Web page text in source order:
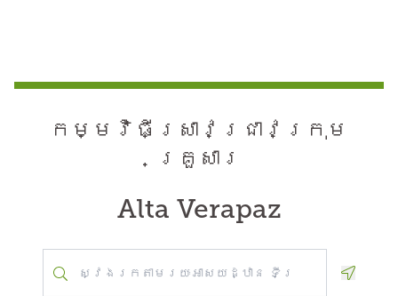
កម្មវិធី​ស្រាវជ្រាវ​ក្រុម
គ្រួសារ
Alta Verapaz